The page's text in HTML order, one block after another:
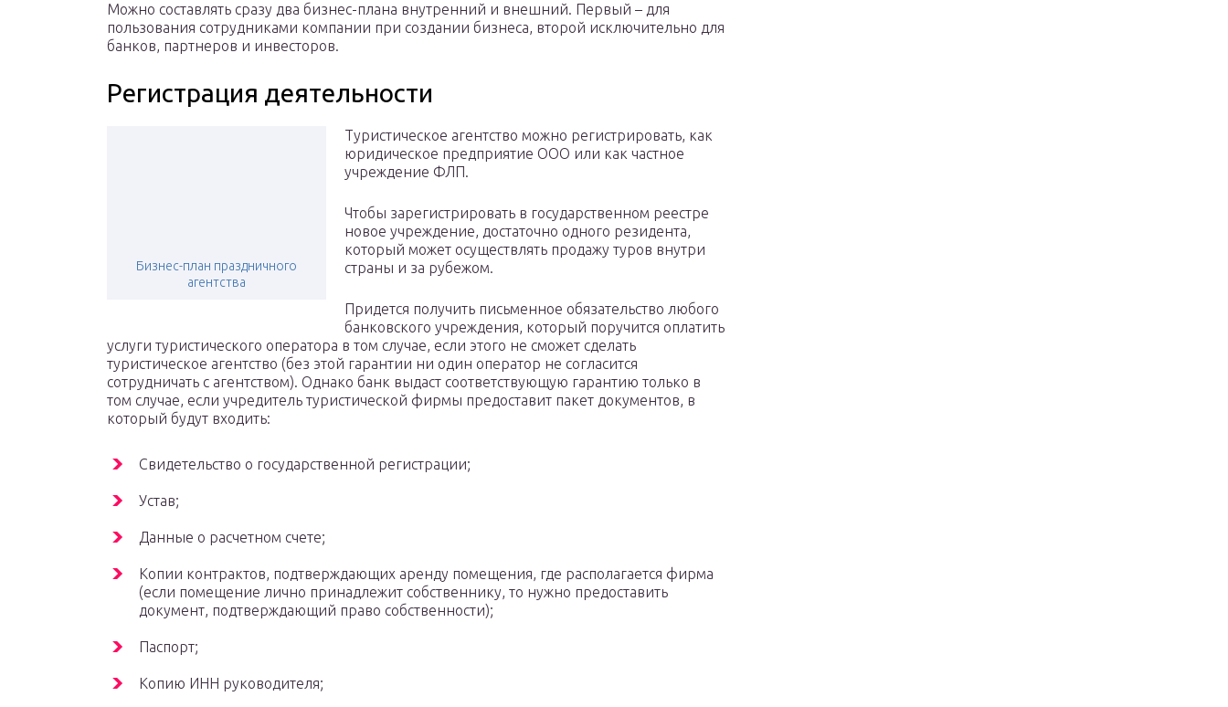
Можно составлять сразу два бизнес-плана внутренний и внешний. Первый – для
пользования сотрудниками компании при создании бизнеса, второй исключительно для
банков, партнеров и инвесторов.
Регистрация деятельности
Бизнес-план праздничного
агентства
Туристическое агентство можно регистрировать, как
юридическое предприятие ООО или как частное
учреждение ФЛП.
Чтобы зарегистрировать в государственном реестре
новое учреждение, достаточно одного резидента,
который может осуществлять продажу туров внутри
страны и за рубежом.
Придется получить письменное обязательство любого
банковского учреждения, который поручится оплатить
услуги туристического оператора в том случае, если этого не сможет сделать
туристическое агентство (без этой гарантии ни один оператор не согласится
сотрудничать с агентством). Однако банк выдаст соответствующую гарантию только в
том случае, если учредитель туристической фирмы предоставит пакет документов, в
который будут входить:
Свидетельство о государственной регистрации;
Устав;
Данные о расчетном счете;
Копии контрактов, подтверждающих аренду помещения, где располагается фирма
(если помещение лично принадлежит собственнику, то нужно предоставить
документ, подтверждающий право собственности);
Паспорт;
Копию ИНН руководителя;